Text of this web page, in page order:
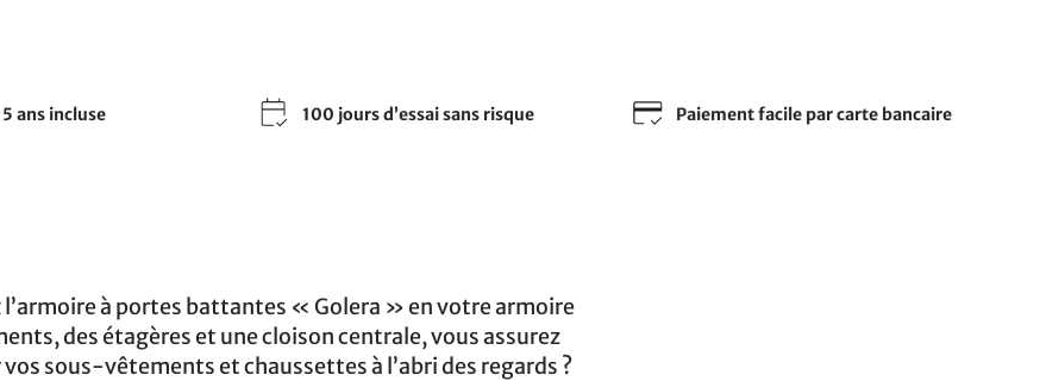
ans incluse 100 jours d’essai sans risque Paiement facile par carte bancaire
à portes battantes « Golera » en votre armoire
des étagères et une cloison centrale, vous assurez
sous-vêtements et chaussettes à l’abri des regards ?